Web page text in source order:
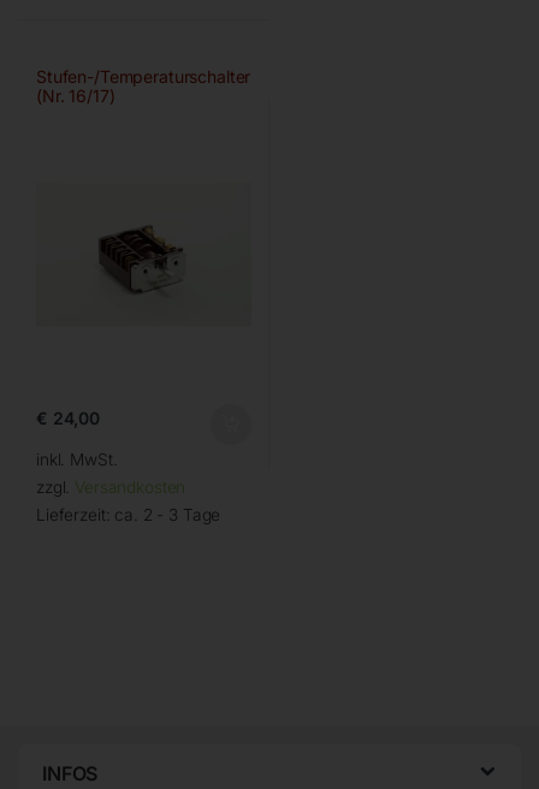
Stufen-/Temperaturschalter
(Nr. 16/17)
€ 24,00
inkl. MwSt.
zzgl. Versandkosten
Lieferzeit: ca. 2 - 3 Tage
INFOS